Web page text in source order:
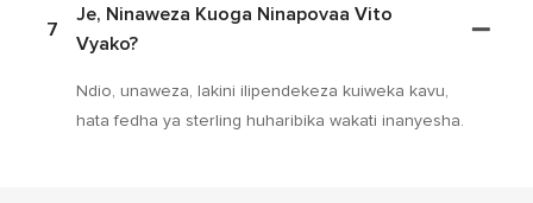
7
Je, Ninaweza Kuoga Ninapovaa Vito
Vyako?
Ndio, unaweza, lakini ilipendekeza kuiweka kavu,
hata fedha ya sterling huharibika wakati inanyesha.